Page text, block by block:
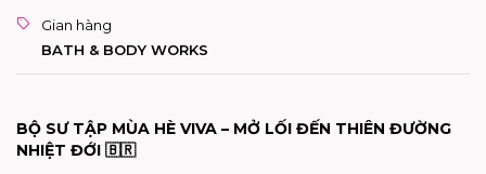
Gian hàng
BATH & BODY WORKS
BỘ SƯ TẬP MÙA HÈ VIVA – MỞ LỐI ĐẾN THIÊN ĐƯỜNG
NHIỆT ĐỚI 🇧🇷